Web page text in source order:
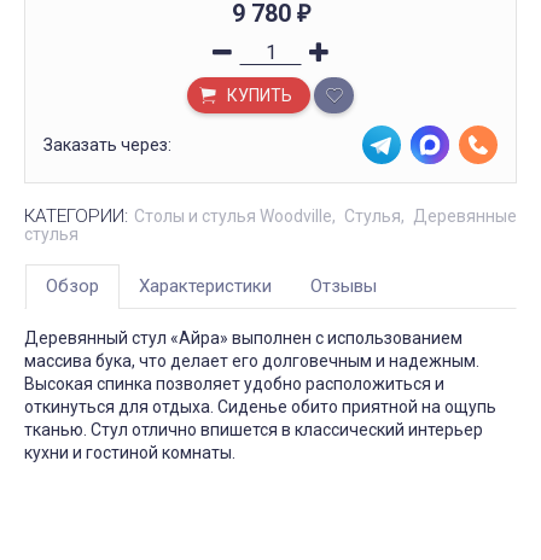
9 780 ₽
КУПИТЬ
Заказать через:
КАТЕГОРИИ: Столы и стулья Woodville Стулья
Деревянные
стулья
Обзор Характеристики Отзывы
Деревянный стул «Айра» выполнен с использованием
массива бука, что делает его долговечным и надежным.
Высокая спинка позволяет удобно расположиться и
откинуться для отдыха. Сиденье обито приятной на ощупь
тканью. Стул отлично впишется в классический интерьер
кухни и гостиной комнаты.